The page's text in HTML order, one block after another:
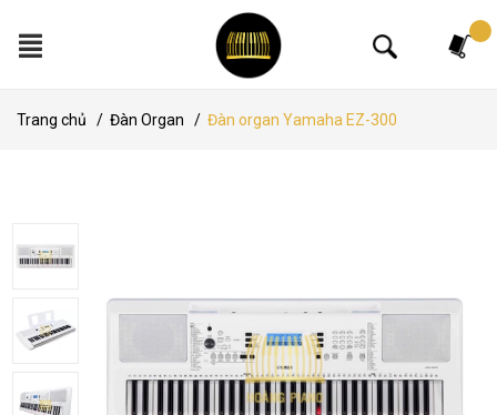
Trang chủ / Đàn Organ / Đàn organ Yamaha EZ-300